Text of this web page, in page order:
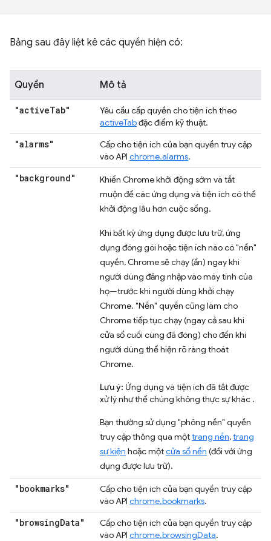
Bảng sau đây liệt kê các quyền hiện có:
Quyền Mô tả
"activeTab"
Yêu cầu cấp quyền cho tiện ích theo
activeTabđặc điểm kỹ thuật.
"alarms"
Cấp cho tiện ích của bạn quyền truy cập
vào API chrome.alarms.
"background"
Khiến Chrome khởi động sớm và tắt
muộn để các ứng dụng và tiện ích có thể
khởi động lâu hơn cuộc sống.
Khi bất kỳ ứng dụng được lưu trữ, ứng
dụng đóng gói hoặc tiện ích nào có "nền"
quyền, Chrome sẽ chạy (ẩn) ngay khi
người dùng đăng nhập vào máy tính của
họ—trước khi người dùng khởi chạy
Chrome. "Nền" quyền cũng làm cho
Chrome tiếp tục chạy (ngay cả sau khi
cửa sổ cuối cùng đã đóng) cho đến khi
người dùng thể hiện rõ ràng thoát
Chrome.
Lưu ý: Ứng dụng và tiện ích đã tắt được
xử lý như thể chúng không thực sự khác .
Bạn thường sử dụng "phông nền" quyền
truy cập thông qua mộttrang nền,trang
sự kiện hoặc mộtcửa sổ nền (đối với ứng
dụng được lưu trữ).
"bookmarks"
Cấp cho tiện ích của bạn quyền truy cập
vào API chrome.bookmarks.
"browsingData"
Cấp cho tiện ích của bạn quyền truy cập
vào API chrome.browsingData.